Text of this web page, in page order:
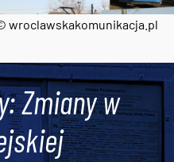
wroclawskakomunikacja.pl
Zmiany w